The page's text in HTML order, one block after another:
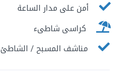
أمن على مدار الساعة
كراسى شاطىء
مناشف المسبح / الشاطئ